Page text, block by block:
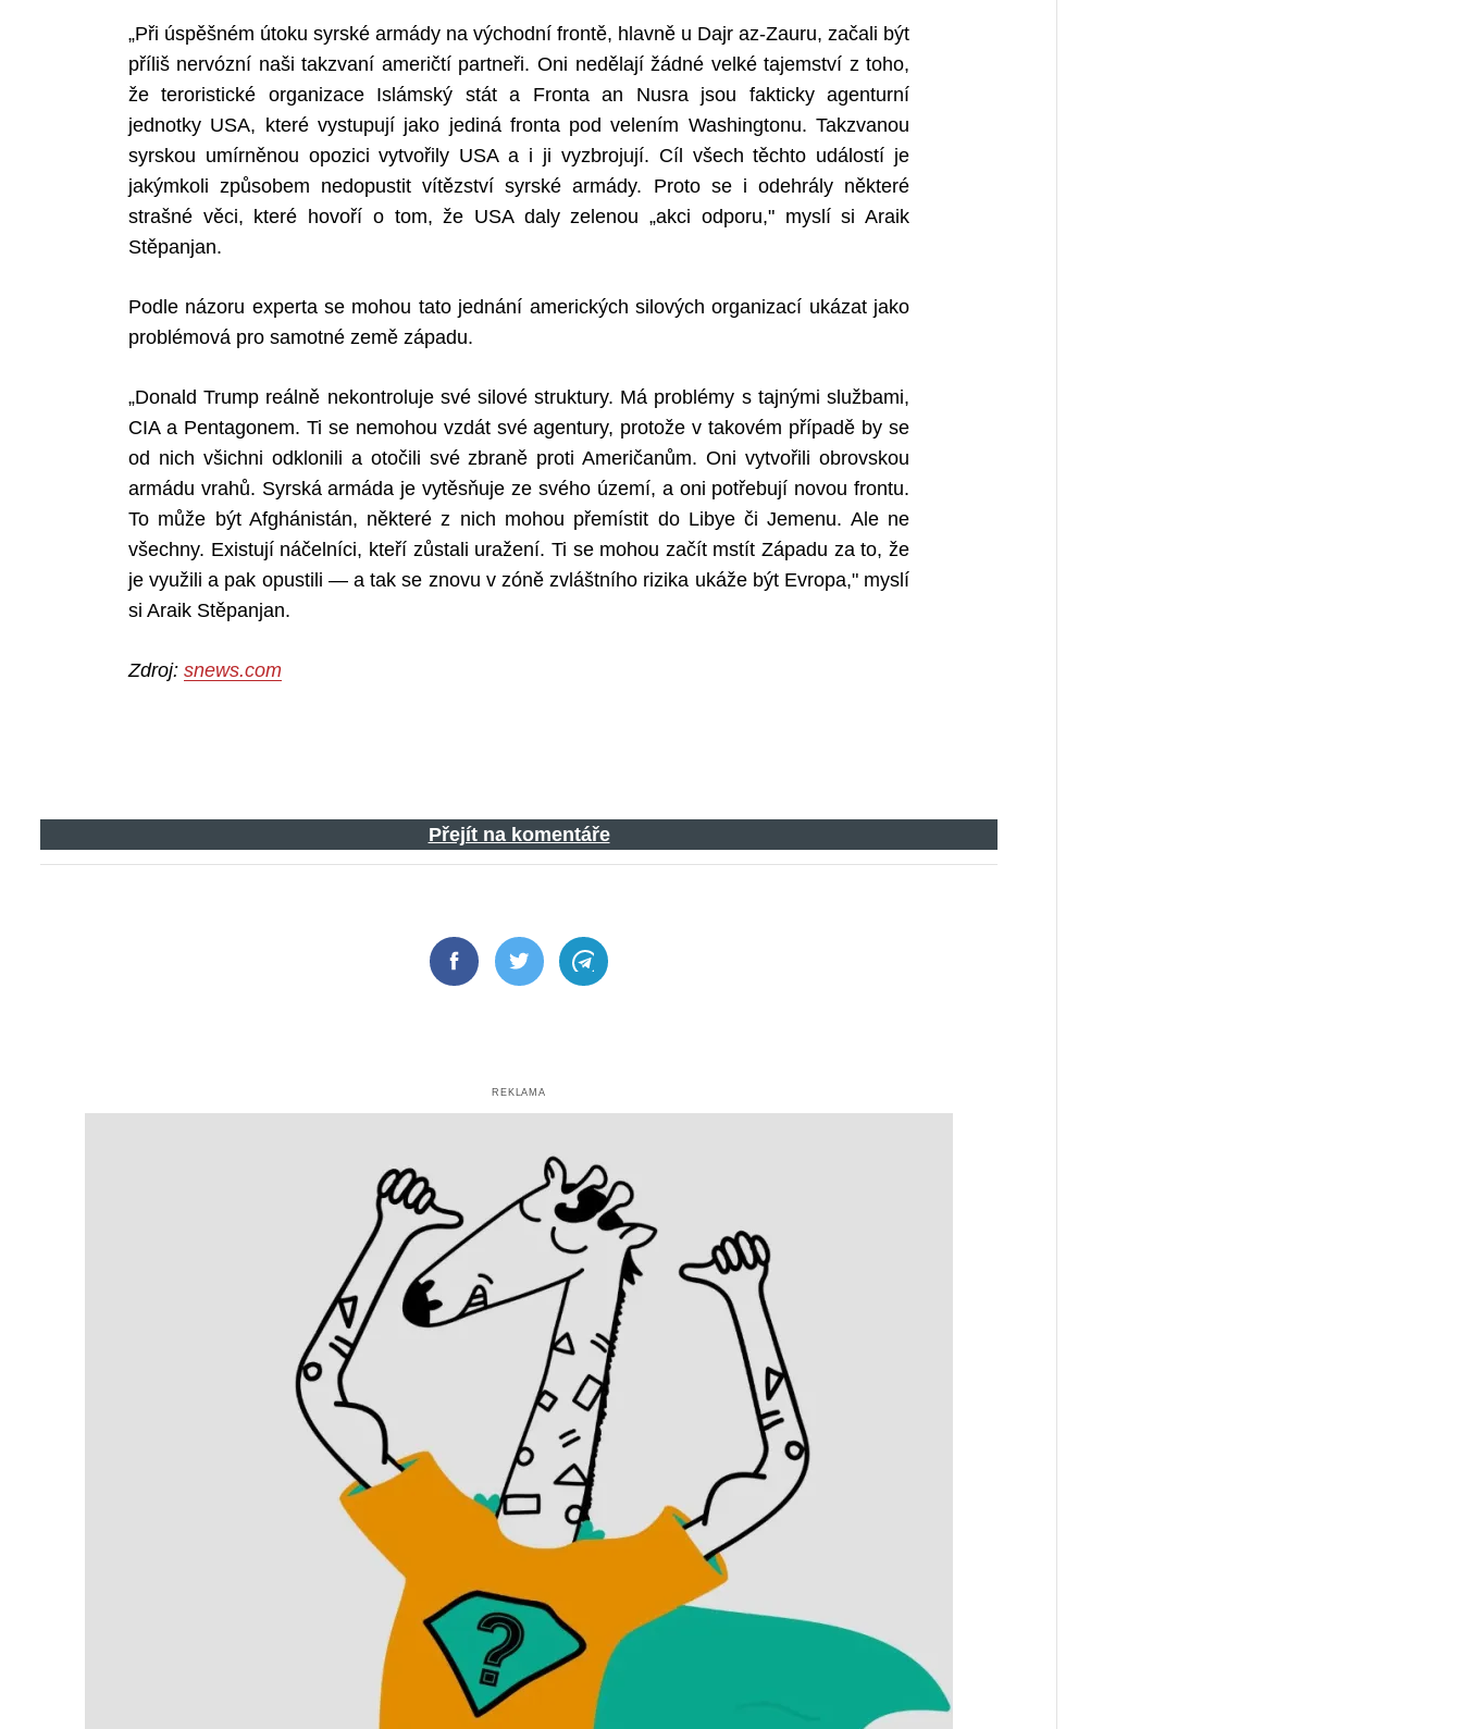
„Při úspěšném útoku syrské armády na východní frontě, hlavně u Dajr az-Zauru, začali být
příliš nervózní naši takzvaní američtí partneři. Oni nedělají žádné velké tajemství z toho,
že teroristické organizace Islámský stát a Fronta an Nusra jsou fakticky agenturní
jednotky USA, které vystupují jako jediná fronta pod velením Washingtonu. Takzvanou
syrskou umírněnou opozici vytvořily USA a i ji vyzbrojují. Cíl všech těchto událostí je
jakýmkoli způsobem nedopustit vítězství syrské armády. Proto se i odehrály některé
strašné věci, které hovoří o tom, že USA daly zelenou „akci odporu," myslí si Araik
Stěpanjan.
Podle názoru experta se mohou tato jednání amerických silových organizací ukázat jako
problémová pro samotné země západu.
„Donald Trump reálně nekontroluje své silové struktury. Má problémy s tajnými službami,
CIA a Pentagonem. Ti se nemohou vzdát své agentury, protože v takovém případě by se
od nich všichni odklonili a otočili své zbraně proti Američanům. Oni vytvořili obrovskou
armádu vrahů. Syrská armáda je vytěsňuje ze svého území, a oni potřebují novou frontu.
To může být Afghánistán, některé z nich mohou přemístit do Libye či Jemenu. Ale ne
všechny. Existují náčelníci, kteří zůstali uražení. Ti se mohou začít mstít Západu za to, že
je využili a pak opustili — a tak se znovu v zóně zvláštního rizika ukáže být Evropa," myslí
si Araik Stěpanjan.
Zdroj: snews.com
Přejít na komentáře
FacebookTwitter Telegram
REKLAMA